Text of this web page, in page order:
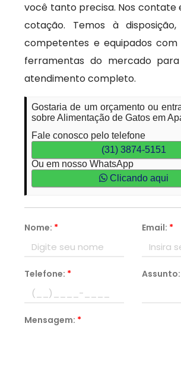
você tanto precisa. Nos contate
cotação. Temos à disposição,
competentes e equipados com
ferramentas do mercado
atendimento completo.
Gostaria de um orçamento ou
sobre Alimentação de Gatos em
Fale conosco pelo telefone
(31) 3874-5151
Ou em nosso WhatsApp
Clicando aqui
Nome: * Email: *
Telefone: * Assunto:
Mensagem: *